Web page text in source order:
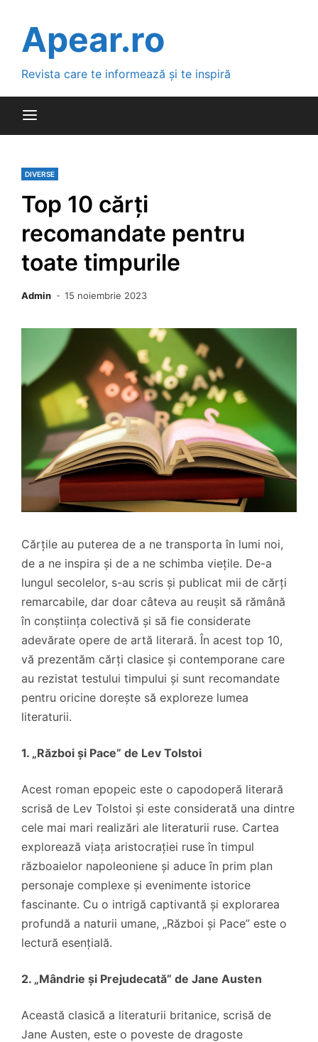
contentApear.ro
Revista care te informează și te inspiră
DIVERSE
Top 10 cărți
recomandate pentru
toate timpurile
Admin 15 noiembrie 2023
Cărțile au puterea de a ne transporta în lumi noi,
de a ne inspira și de a ne schimba viețile. De-a
lungul secolelor, s-au scris și publicat mii de cărți
remarcabile, dar doar câteva au reușit să rămână
în conștiința colectivă și să fie considerate
adevărate opere de artă literară. În acest top 10,
vă prezentăm cărți clasice și contemporane care
au rezistat testului timpului și sunt recomandate
pentru oricine dorește să exploreze lumea
literaturii.
1. „Război și Pace” de Lev Tolstoi
Acest roman epopeic este o capodoperă literară
scrisă de Lev Tolstoi și este considerată una dintre
cele mai mari realizări ale literaturii ruse. Cartea
explorează viața aristocrației ruse în timpul
războaielor napoleoniene și aduce în prim plan
personaje complexe și evenimente istorice
fascinante. Cu o intrigă captivantă și explorarea
profundă a naturii umane, „Război și Pace” este o
lectură esențială.
2. „Mândrie și Prejudecată” de Jane Austen
Această clasică a literaturii britanice, scrisă de
Jane Austen, este o poveste de dragoste